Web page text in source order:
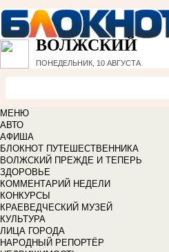
ВОЛЖСКИЙ
ПОНЕДЕЛЬНИК, 10 АВГУСТА
МЕНЮ
АВТО
АФИША
БЛОКНОТ ПУТЕШЕСТВЕННИКА
ВОЛЖСКИЙ ПРЕЖДЕ И ТЕПЕРЬ
ЗДОРОВЬЕ
КОММЕНТАРИЙ НЕДЕЛИ
КОНКУРСЫ
КРАЕВЕДЧЕСКИЙ МУЗЕЙ
КУЛЬТУРА
ЛИЦА ГОРОДА
НАРОДНЫЙ РЕПОРТЁР